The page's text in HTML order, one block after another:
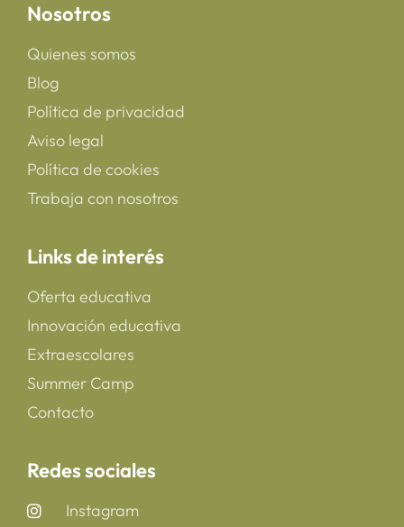
Nosotros
Quienes somos
Blog
Política de privacidad
Aviso legal
Política de cookies
Trabaja con nosotros
Links de interés
Oferta educativa
Innovación educativa
Extraescolares
Summer Camp
Contacto
Redes sociales
Instagram